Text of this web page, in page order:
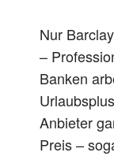
Nur
–
Banken
Anbieter
Preis –